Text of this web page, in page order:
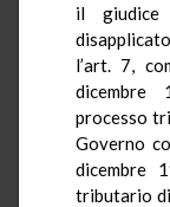
il giudice
l’art. 7,
dicembre
processo
Governo
dicembre
tributario